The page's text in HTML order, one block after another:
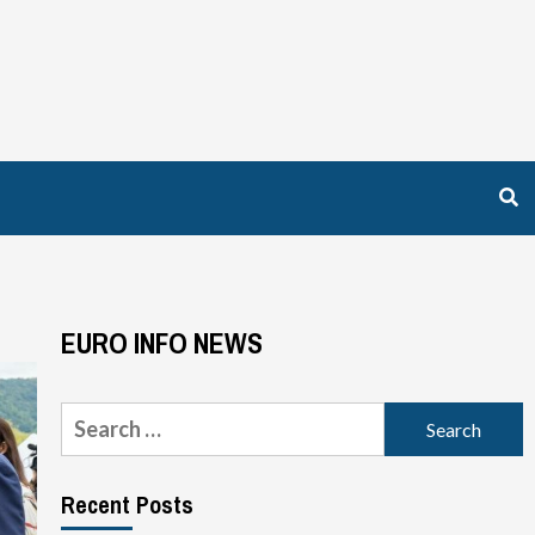
EURO INFO NEWS
Search
for:
Recent Posts